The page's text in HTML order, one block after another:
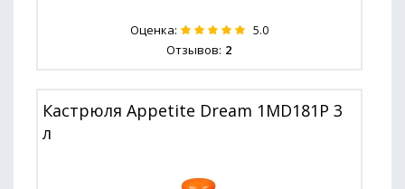
Оценка: 5.0
Отзывов: 2
Кастрюля Appetite Dream 1MD181P 3
л